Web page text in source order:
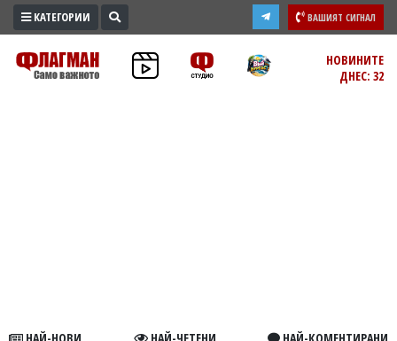
ПРОМО
ЗОНА
КАТЕГОРИИ ВАШИЯТ СИГНАЛ
НОВИНИТЕ
ДНЕС: 32